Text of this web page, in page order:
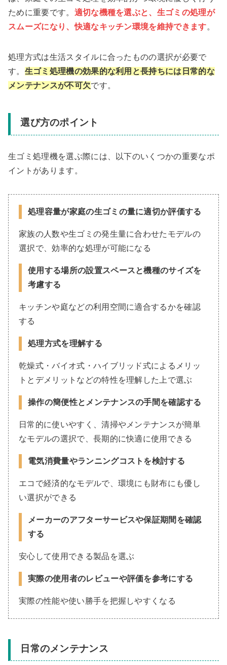
ために重要です。 適切な機種を選ぶと、生ゴミの処理が
スムーズになり、快適なキッチン環境を維持できます。
処理方式は生活スタイルに合ったものの選択が必要で
す。 生ゴミ処理機の効果的な利用と長持ちには日常的な
メンテナンスが不可欠です。
選び方のポイント
生ゴミ処理機を選ぶ際には、以下のいくつかの重要なポ
イントがあります。
処理容量が家庭の生ゴミの量に適切か評価する
家族の人数や生ゴミの発生量に合わせたモデルの
選択で、効率的な処理が可能になる
使用する場所の設置スペースと機種のサイズを
考慮する
キッチンや庭などの利用空間に適合するかを確認
する
処理方式を理解する
乾燥式・バイオ式・ハイブリッド式によるメリッ
トとデメリットなどの特性を理解した上で選ぶ
操作の簡便性とメンテナンスの手間を確認する
日常的に使いやすく、清掃やメンテナンスが簡単
なモデルの選択で、長期的に快適に使用できる
電気消費量やランニングコストを検討する
エコで経済的なモデルで、環境にも財布にも優し
い選択ができる
メーカーのアフターサービスや保証期間を確認
する
安心して使用できる製品を選ぶ
実際の使用者のレビューや評価を参考にする
実際の性能や使い勝手を把握しやすくなる
日常のメンテナンス